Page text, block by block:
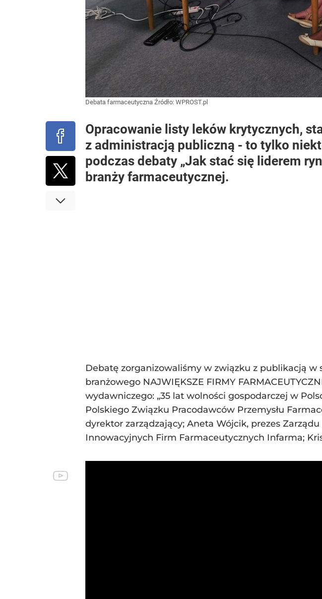
Debata farmaceutyczna Źródło: WPROST.pl
Opracowanie listy leków krytycznych,
z administracją publiczną - to tylko
podczas debaty „Jak stać się liderem
branży farmaceutycznej.
Debatę zorganizowaliśmy w związku z publikacją
branżowego NAJWIĘKSZE FIRMY
wydawniczego: „35 lat wolności gospodarczej w
Polskiego Związku Pracodawców Przemysłu
dyrektor zarządzający; Aneta Wójcik, prezes
Innowacyjnych Firm Farmaceutycznych Infarma;